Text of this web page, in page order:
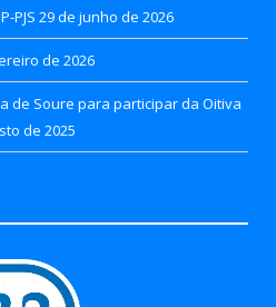
PJS 29 de junho de 2026
de 2026
de Soure para participar da Oitiva
de 2025